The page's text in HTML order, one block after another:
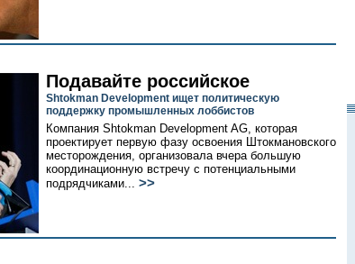
Подавайте российское
Shtokman Development ищет политическую
поддержку промышленных лоббистов
Компания Shtokman Development AG, которая
проектирует первую фазу освоения Штокмановского
месторождения, организовала вчера большую
координационную встречу с потенциальными
подрядчиками... >>